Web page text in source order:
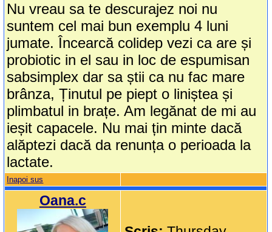
Nu vreau sa te descurajez noi nu
suntem cel mai bun exemplu 4 luni
jumate. Încearcă colidep vezi ca are și
probiotic in el sau in loc de espumisan
sabsimplex dar sa știi ca nu fac mare
brânza, Ținutul pe piept o liniștea și
plimbatul in brațe. Am legănat de mi au
ieșit capacele. Nu mai țin minte dacă
alăptezi dacă da renunța o perioada la
lactate.
Inapoi sus
Oana.c